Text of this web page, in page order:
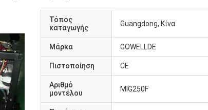
Τόπος
καταγωγής
Guangdong, Κίνα
Μάρκα GOWELLDE
Πιστοποίηση CE
Αριθμό
μοντέλου
MIG250F